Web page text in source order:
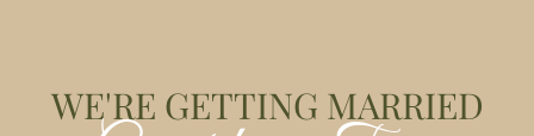
WE'RE GETTING MARRIED